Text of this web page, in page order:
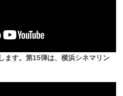
ます。第15弾は、横浜シネマリン